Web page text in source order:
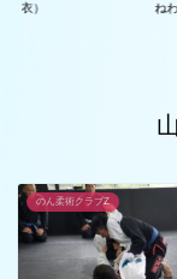
（衣） ね
のん柔術クラブZ